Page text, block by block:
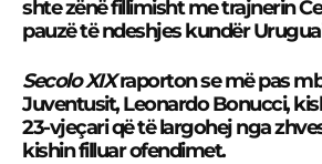
shte zënë fillimisht me trajnerin
pauzë të ndeshjes kundër
Secolo XIXraporton se më pas
Juventusit, Leonardo Bonucci,
23-vjeçari që të largohej nga
kishin filluar ofendimet.